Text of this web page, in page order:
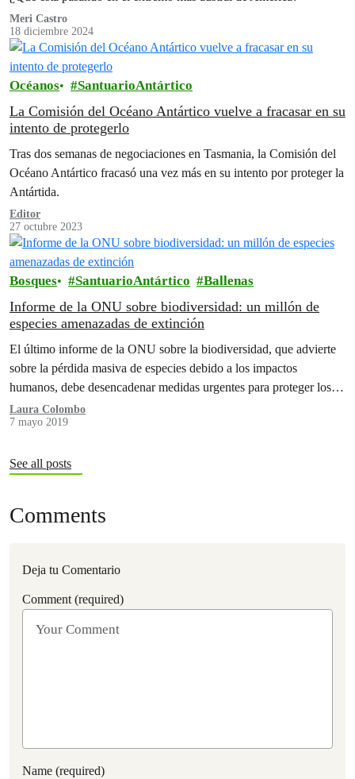
Meri Castro
18 diciembre 2024
Océanos SantuarioAntártico
La Comisión del Océano Antártico vuelve a fracasar en su
intento de protegerlo
Tras dos semanas de negociaciones en Tasmania, la Comisión del
Océano Antártico fracasó una vez más en su intento por proteger la
Antártida.
Editor
27 octubre 2023
Bosques SantuarioAntártico Ballenas
Informe de la ONU sobre biodiversidad: un millón de
especies amenazadas de extinción
El último informe de la ONU sobre la biodiversidad, que advierte
sobre la pérdida masiva de especies debido a los impactos
humanos, debe desencadenar medidas urgentes para proteger los
bosques…
Laura Colombo
7 mayo 2019
See all posts
Comments
Deja tu Comentario
Comment (required)
Name (required)